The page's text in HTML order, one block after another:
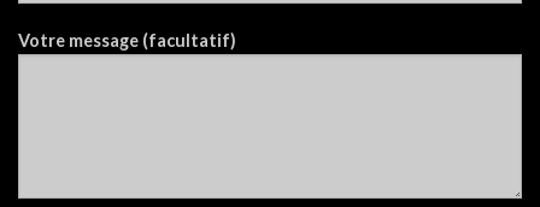
Votre message (facultatif)